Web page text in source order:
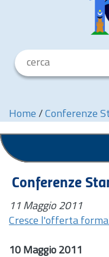
Home / Conferenze
Conferenze
11 Maggio 2011
Cresce l'offerta
10 Maggio 2011